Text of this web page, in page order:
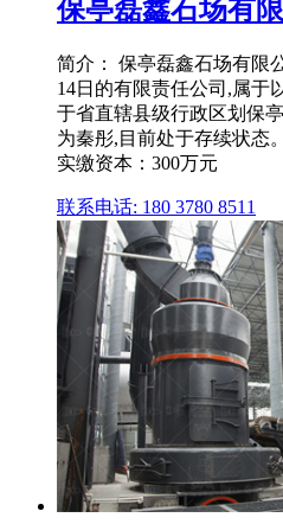
保亭磊鑫石场有
简介： 保亭磊鑫石场有限
14日的有限责任公司,属于
于省直辖县级行政区划保
为秦彤,目前处于存续状态
实缴资本：300万元
联系电话: 180 3780 8511